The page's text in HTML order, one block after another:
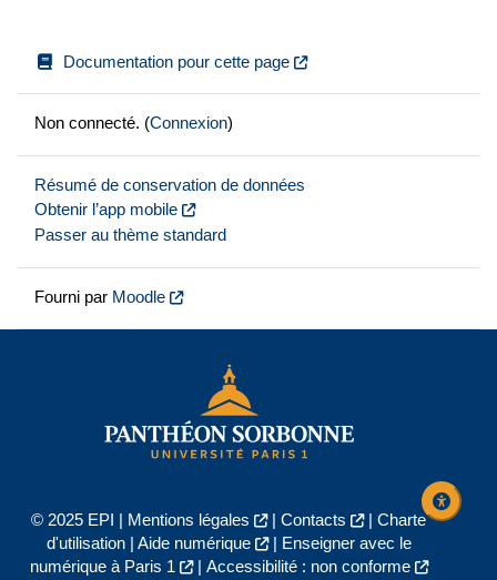
Documentation pour cette page
Non connecté. (Connexion)
Résumé de conservation de données
Obtenir l’app mobile
Passer au thème standard
Fourni par Moodle
© 2025 EPI | Mentions légales | Contacts | Charte
d'utilisation| Aide numérique |
Enseigner avec le
numérique à Paris 1
| Accessibilité : non conforme